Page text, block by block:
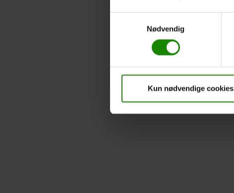
Nødvendig
Kun nødvendige cookies